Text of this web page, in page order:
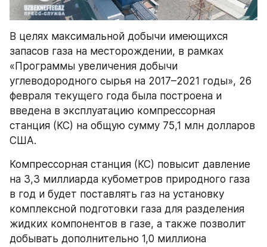
В целях максимальной добычи имеющихся
запасов газа на месторождении, в рамках
«Программы увеличения добычи
углеводородного сырья на 2017–2021 годы», 26
февраля текущего года была построена и
введена в эксплуатацию компрессорная
станция (КС) на общую сумму 75,1 млн долларов
США.
Компрессорная станция (КС) повысит давление
на 3,3 миллиарда кубометров природного газа
в год и будет поставлять газ на установку
комплексной подготовки газа для разделения
жидких компонентов в газе, а также позволит
добывать дополнительно 1,0 миллиона